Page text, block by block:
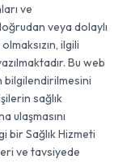
ve
veya dolaylı
ilgili
Bu web
bilgilendirilmesini
sağlık
ulaşmasını
bir Sağlık Hizmeti
ve tavsiyede